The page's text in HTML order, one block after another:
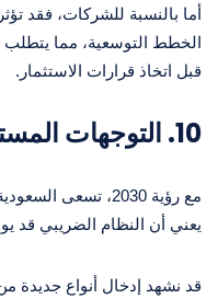
أما بالنسبة للشركات، فقد
الخطط التوسعية، مما
قبل اتخاذ قرارات الاستثمار.
10. التوجهات
مع رؤية 2030، تسعى
يعني أن النظام الضريبي قد
قد نشهد إدخال أنواع جديدة